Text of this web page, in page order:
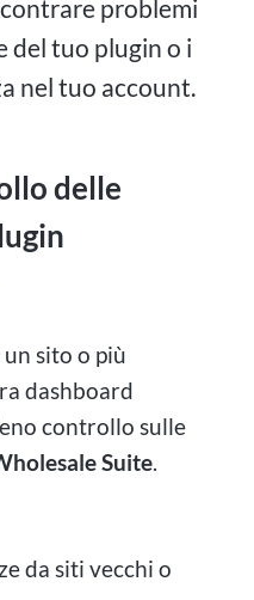
problemi
del tuo plugin o i
nel tuo account.
delle
sito o più
dashboard
controllo sulle
Suite.
da siti vecchi o